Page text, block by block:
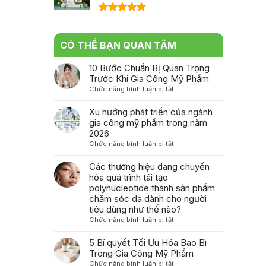
5 sao
CÓ THỂ BẠN QUAN TÂM
10 Bước Chuẩn Bị Quan Trọng
Trước Khi Gia Công Mỹ Phẩm
Chức năng bình luận bị tắtở
Bước
Chuẩn
Bị
Trọng
Khi
Công
Mỹ
Phẩm
Xu hướng phát triển của ngành
gia công mỹ phẩm trong năm
2026
Chức năng bình luận bị tắtở
hướng
phát
triển
của
ngành
gia
công
phẩm
trong
năm
Các thương hiệu đang chuyển
hóa quá trình tái tạo
polynucleotide thành sản phẩm
chăm sóc da dành cho người
tiêu dùng như thế nào?
Chức năng bình luận bị tắtở
thương
hiệu
đang
5 Bí quyết Tối Ưu Hóa Bao Bì
Trong Gia Công Mỹ Phẩm
Chức năng bình luận bị tắtở